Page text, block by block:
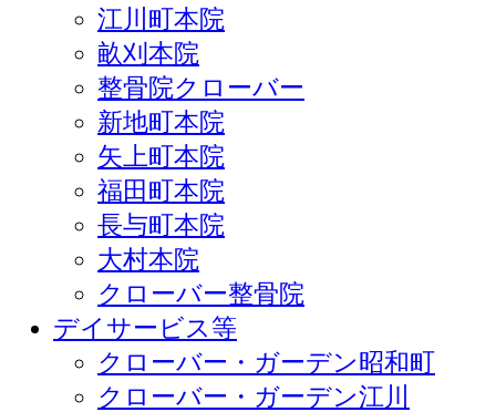
江川町本院
畝刈本院
整骨院クローバー
新地町本院
矢上町本院
福田町本院
長与町本院
大村本院
クローバー整骨院
デイサービス等
クローバー・ガーデン昭和町
クローバー・ガーデン江川